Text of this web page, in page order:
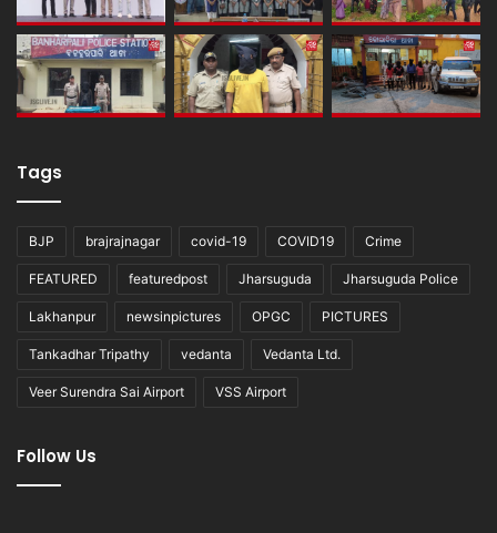
Tags
BJP brajrajnagar covid-19 COVID19 Crime
FEATURED featuredpost Jharsuguda Jharsuguda Police
Lakhanpur newsinpictures OPGC PICTURES
Tankadhar Tripathy vedanta Vedanta Ltd.
Veer Surendra Sai Airport VSS Airport
Follow Us